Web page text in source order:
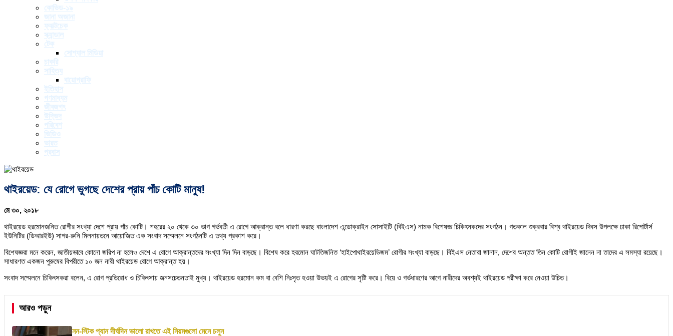
কোভিড-১৯
জানা অজানা
ফ্যাক্টচেক
স্ক্যান্ডাল
টেক
সোশ্যাল মিডিয়া
চাকরি
সাহিত্য
বায়োগ্রাফি
ইতিহাস
গণমাধ্যম
জীবজগৎ
উদ্ভিদ
পরিবেশ
ভিডিও
ভারত
প্রবাস
থাইরয়েড: যে রোগে ভুগছে দেশের প্রায় পাঁচ কোটি মানুষ!
মে ৩০, ২০১৮
থাইরয়েড হরমোনজনিত রোগীর সংখ্যা দেশে প্রায় পাঁচ কোটি। শহরের ২০ থেকে ৩০ ভাগ গর্ভবতী এ রোগে আক্রান্ত বলে ধারণা করছে বাংলাদেশ এন্ডোক্রাইন সোসাইটি (বিইএস) নামক বিশেষজ্ঞ চিকিৎসকদের সংগঠন। গতকাল শুক্রবার বিশ্ব থাইরয়েড দিবস উপলক্ষে ঢাকা রিপোর্টার্স
ইউনিটির (ডিআরইউ) সাগর-রুনি মিলনায়তনে আয়োজিত এক সংবাদ সম্মেলনে সংগঠনটি এ তথ্য প্রকাশ করে।
বিশেষজ্ঞরা মনে করেন, জাতীয়ভাবে কোনো জরিপ না হলেও দেশে এ রোগে আক্রান্তদের সংখ্যা দিন দিন বাড়ছে। বিশেষ করে হরমোন ঘাটতিজনিত ‘হাইপোথাইরয়েডিজম’ রোগীর সংখ্যা বাড়ছে। বিইএস নেতারা জানান, দেশের অন্তত তিন কোটি রোগীই জানেন না তাদের এ সমস্যা রয়েছে।
সাধারণত একজন পুরুষের বিপরীতে ১০ জন নারী থাইরয়েড রোগে আক্রান্ত হয়।
সংবাদ সম্মেলনে চিকিৎসকরা বলেন, এ রোগ প্রতিরোধ ও চিকিৎসায় জনসচেতনতাই মুখ্য। থাইরয়েড হরমোন কম বা বেশি নিঃসৃত হওয়া উভয়ই এ রোগের সৃষ্টি করে। বিয়ে ও গর্ভধারণের আগে নারীদের অবশ্যই থাইরয়েড পরীক্ষা করে নেওয়া উচিত।
আরও পড়ুন
নন-স্টিক প্যান দীর্ঘদিন ভালো রাখতে এই নিয়মগুলো মেনে চলুন